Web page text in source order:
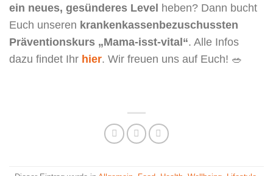
ein neues, gesünderes Level heben? Dann bucht
Euch unseren krankenkassenbezuschussten
Präventionskurs „Mama-isst-vital“. Alle Infos
dazu findet Ihr hier. Wir freuen uns auf Euch! 🥗